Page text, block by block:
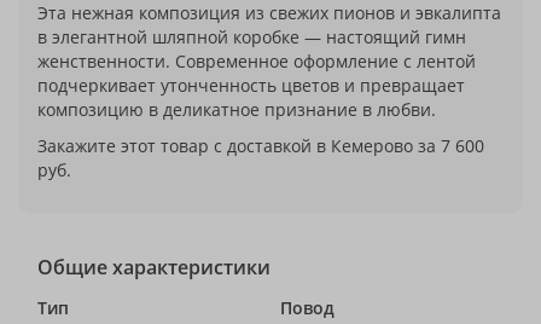
Эта нежная композиция из свежих пионов и эвкалипта
в элегантной шляпной коробке — настоящий гимн
женственности. Современное оформление с лентой
подчеркивает утонченность цветов и превращает
композицию в деликатное признание в любви.
Закажите этот товар с доставкой в Кемерово за 7 600
руб.
Общие характеристики
Тип
Повод